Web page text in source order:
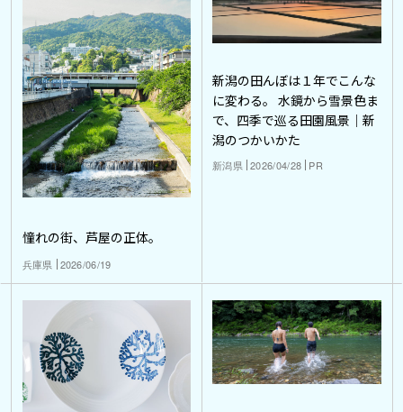
憧れの街、芦屋の正体。
兵庫県 2026/06/19
新潟の田んぼは１年でこんな
に変わる。 水鏡から雪景色ま
で、四季で巡る田園風景｜新
潟のつかいかた
新潟県 2026/04/28 PR